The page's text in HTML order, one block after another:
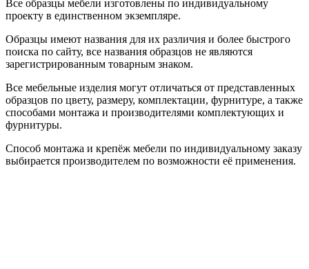
Все образцы мебели изготовлены по индивидуальному
проекту в единственном экземпляре.
Образцы имеют названия для их различия и более быстрого
поиска по сайту, все названия образцов не являются
зарегистрированным товарным знаком.
Все мебельные изделия могут отличаться от представленных
образцов по цвету, размеру, комплектации, фурнитуре, а также
способами монтажа и производителями комплектующих и
фурнитуры.
Способ монтажа и крепёж мебели по индивидуальному заказу
выбирается производителем по возможности её применения.